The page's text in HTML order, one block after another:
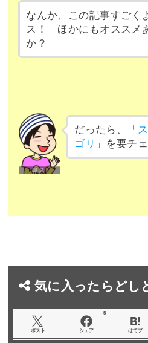
なんか、この記事すごく
ス！ ほかにもオススメ
か？
だったら、「
ゴリ 」を要チ
気に入ったらどし
ポスト シェア
5
はてブ